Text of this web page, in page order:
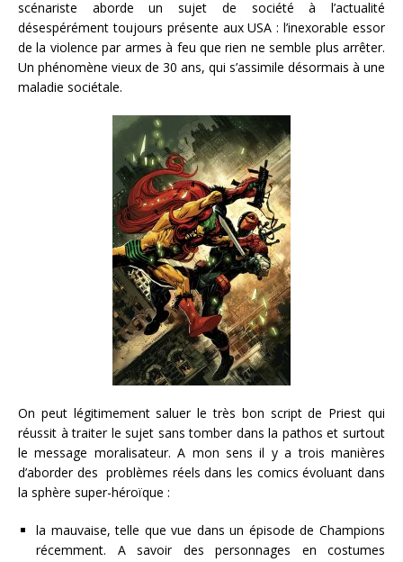
scénariste aborde un sujet de société à l’actualité
désespérément toujours présente aux USA : l’inexorable essor
de la violence par armes à feu que rien ne semble plus arrêter.
Un phénomène vieux de 30 ans, qui s’assimile désormais à une
maladie sociétale.
On peut légitimement saluer le très bon script de Priest qui
réussit à traiter le sujet sans tomber dans la pathos et surtout
le message moralisateur. A mon sens il y a trois manières
d’aborder des problèmes réels dans les comics évoluant dans
la sphère super-héroïque :
la mauvaise, telle que vue dans un épisode de Champions
récemment. A savoir des personnages en costumes